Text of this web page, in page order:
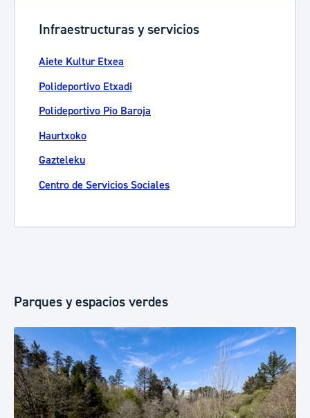
Infraestructuras y servicios
Aiete Kultur Etxea
Polideportivo Etxadi
Polideportivo Pio Baroja
Haurtxoko
Gazteleku
Centro de Servicios Sociales
Parques y espacios verdes